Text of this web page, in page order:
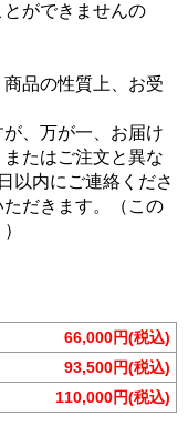
ができませんの
品の性質上、お受
、万が一、お届け
たはご注文と異な
以内にご連絡くださ
だきます。（この
66,000円(税込)
93,500円(税込)
110,000円(税込)